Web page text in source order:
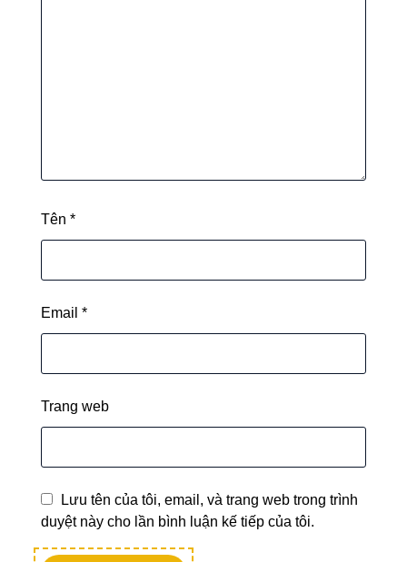
Tên *
Email *
Trang web
Lưu tên của tôi, email, và trang web trong trình
duyệt này cho lần bình luận kế tiếp của tôi.